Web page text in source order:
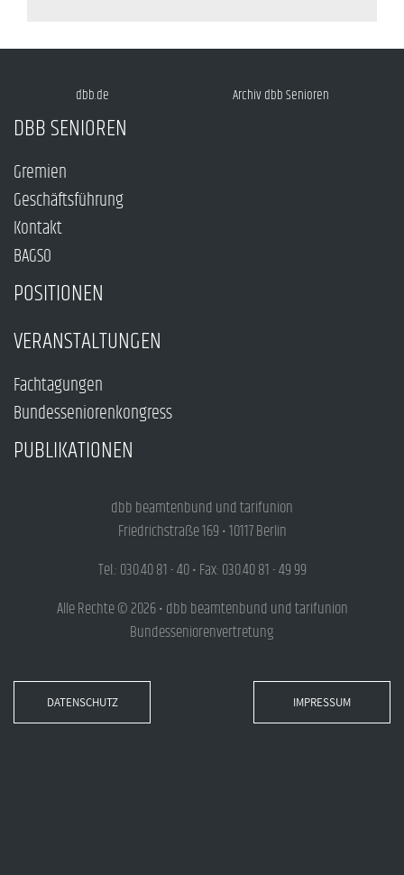
dbb.de Archiv dbb Senioren
DBB SENIOREN
Gremien
Geschäftsführung
Kontakt
BAGSO
POSITIONEN
VERANSTALTUNGEN
Fachtagungen
Bundesseniorenkongress
PUBLIKATIONEN
dbb beamtenbund und tarifunion
Friedrichstraße 169 • 10117 Berlin
Tel.: 030.40 81 - 40 • Fax: 030.40 81 - 49 99
Alle Rechte © 2026 • dbb beamtenbund und tarifunion
Bundesseniorenvertretung
DATENSCHUTZ IMPRESSUM